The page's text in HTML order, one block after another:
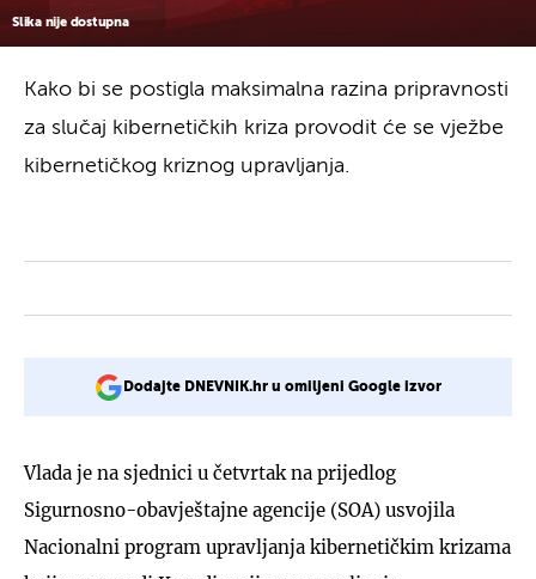
Slika nije dostupna
Kako bi se postigla maksimalna razina pripravnosti
za slučaj kibernetičkih kriza provodit će se vježbe
kibernetičkog kriznog upravljanja.
Dodajte DNEVNIK.hr u omiljeni Google izvor
Vlada je na sjednici u četvrtak na prijedlog
Sigurnosno-obavještajne agencije (SOA) usvojila
Nacionalni program upravljanja kibernetičkim krizama